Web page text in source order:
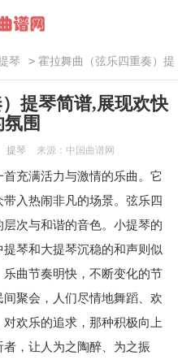
琴 > 霍拉舞曲（弦乐四重奏）提
提琴简谱,展现欢快
围
提琴 来源：中国曲谱网
首充满活力与激情的乐曲。它
入热闹非凡的场景。弦乐四
次与和谐的音色。小提琴的
琴和大提琴沉稳的和声则似
曲节奏明快，不断变化的节
聚会，人们尽情地舞蹈、欢
欢乐的追求，那种积极向上
，让人为之陶醉、为之振